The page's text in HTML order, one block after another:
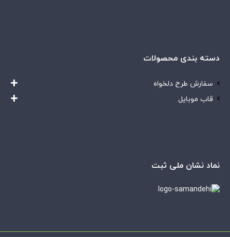
دسته بندی محصولات
سفارش طرح دلخواه
قاب موبایل
نماد نشان ملی ثبت